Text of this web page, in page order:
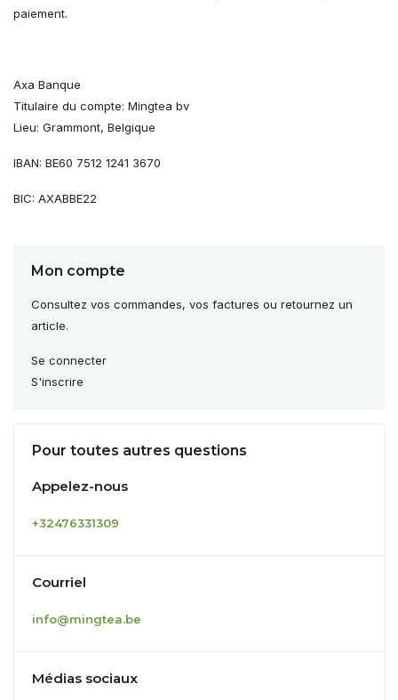
paiement.
Axa Banque
Titulaire du compte: Mingtea bv
Lieu: Grammont, Belgique
IBAN: BE60 7512 1241 3670
BIC: AXABBE22
Mon compte
Consultez vos commandes, vos factures ou retournez un
article.
Se connecter
S'inscrire
Pour toutes autres questions
Appelez-nous
+32476331309
Courriel
info@mingtea.be
Médias sociaux